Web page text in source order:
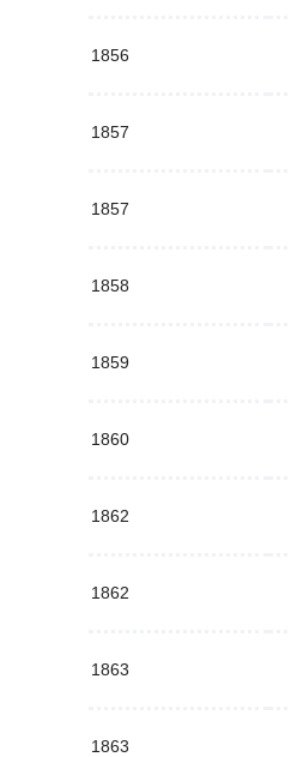
1856
1857
1857
1858
1859
1860
1862
1862
1863
1863